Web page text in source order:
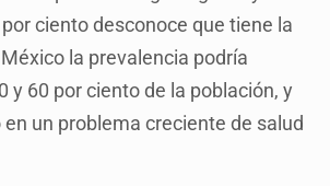
ciento desconoce que tiene la
la prevalencia podría
y 60 por ciento de la población, y
un problema creciente de salud